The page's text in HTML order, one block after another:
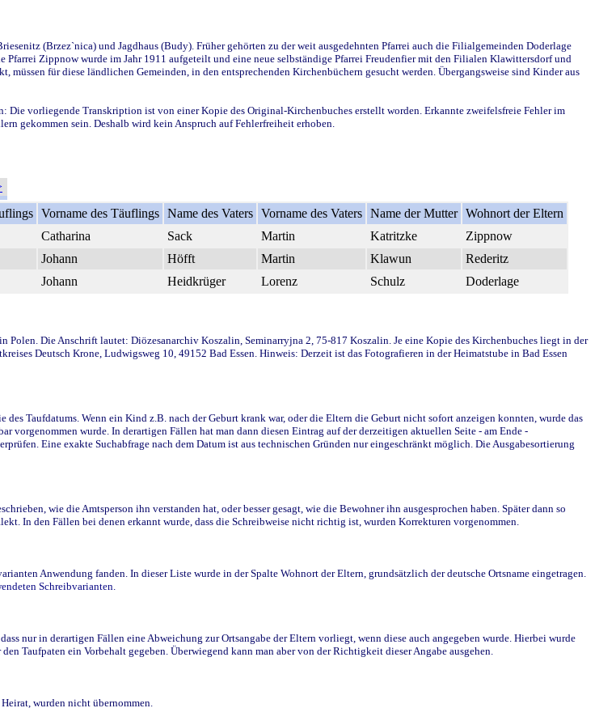
(Brzez`nica) und Jagdhaus (Budy). Früher gehörten zu der weit ausgedehnten Pfarrei auch die Filialgemeinden Doderlage
Zippnow wurde im Jahr 1911 aufgeteilt und eine neue selbständige Pfarrei Freudenfier mit den Filialen Klawittersdorf und
für diese ländlichen Gemeinden, in den entsprechenden Kirchenbüchern gesucht werden. Übergangsweise sind Kinder aus
Die vorliegende Transkription ist von einer Kopie des Original-Kirchenbuches erstellt worden. Erkannte zweifelsfreie Fehler im
gekommen sein. Deshalb wird kein Anspruch auf Fehlerfreiheit erhoben.
Vorname des Täuflings Name des Vaters Vorname des Vaters Name der Mutter Wohnort der Eltern
Catharina Sack Martin Katritzke
Zippnow
Johann Höfft Martin Klawun
Rederitz
Johann Heidkrüger Lorenz Schulz Doderlage
Die Anschrift lautet: Diözesanarchiv Koszalin, Seminarryjna 2, 75-817 Koszalin. Je eine Kopie des Kirchenbuches liegt in der
Deutsch Krone, Ludwigsweg 10, 49152 Bad Essen. Hinweis: Derzeit ist das Fotografieren in der Heimatstube in Bad Essen
Taufdatums. Wenn ein Kind z.B. nach der Geburt krank war, oder die Eltern die Geburt nicht sofort anzeigen konnten, wurde das
wurde. In derartigen Fällen hat man dann diesen Eintrag auf der derzeitigen aktuellen Seite - am Ende -
Eine exakte Suchabfrage nach dem Datum ist aus technischen Gründen nur eingeschränkt möglich. Die Ausgabesortierung
wie die Amtsperson ihn verstanden hat, oder besser gesagt, wie die Bewohner ihn ausgesprochen haben. Später dann so
In den Fällen bei denen erkannt wurde, dass die Schreibweise nicht richtig ist, wurden Korrekturen vorgenommen.
Anwendung fanden. In dieser Liste wurde in der Spalte Wohnort der Eltern, grundsätzlich der deutsche Ortsname eingetragen.
Schreibvarianten.
nur in derartigen Fällen eine Abweichung zur Ortsangabe der Eltern vorliegt, wenn diese auch angegeben wurde. Hierbei wurde
Taufpaten ein Vorbehalt gegeben. Überwiegend kann man aber von der Richtigkeit dieser Angabe ausgehen.
wurden nicht übernommen.